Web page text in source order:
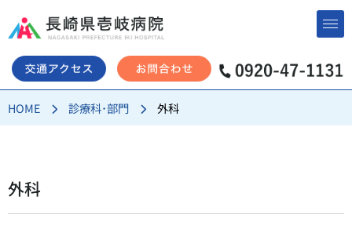
コ
ン
テ
ン
ツ
キ
ッ
プ
HOME 診療科･部門 外科
外科